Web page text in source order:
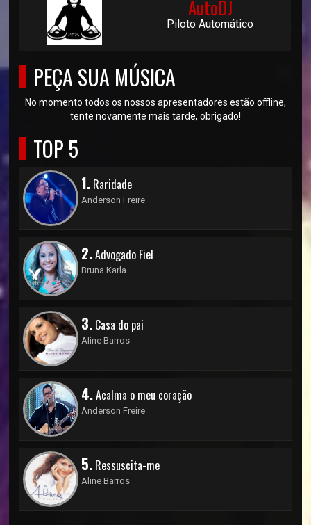
AutoDJ
Piloto Automático
PEÇA SUA MÚSICA
No momento todos os nossos apresentadores estão offline,
tente novamente mais tarde, obrigado!
TOP 5
1. Raridade
Anderson Freire
2.Advogado Fiel
Bruna Karla
3. Casa do pai
Aline Barros
4.Acalma o meu coração
Anderson Freire
5. Ressuscita-me
Aline Barros